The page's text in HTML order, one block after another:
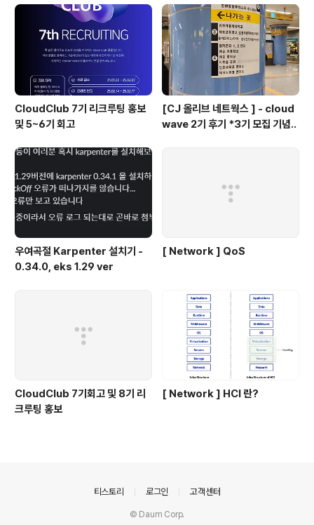
CloudClub 7기 리크루팅 홍보
및 5~6기 회고
[CJ 올리브 네트웍스 ] - cloud
wave 2기 후기 *3기 모집 기념..
우여곡절 Karpenter 설치기 -
0.34.0, eks 1.29 ver
[ Network ] QoS
CloudClub 7기회고 및 8기 리
크루팅 홍보
[ Network ] HCI 란?
티스토리 로그인 고객센터
© Daum Corp.